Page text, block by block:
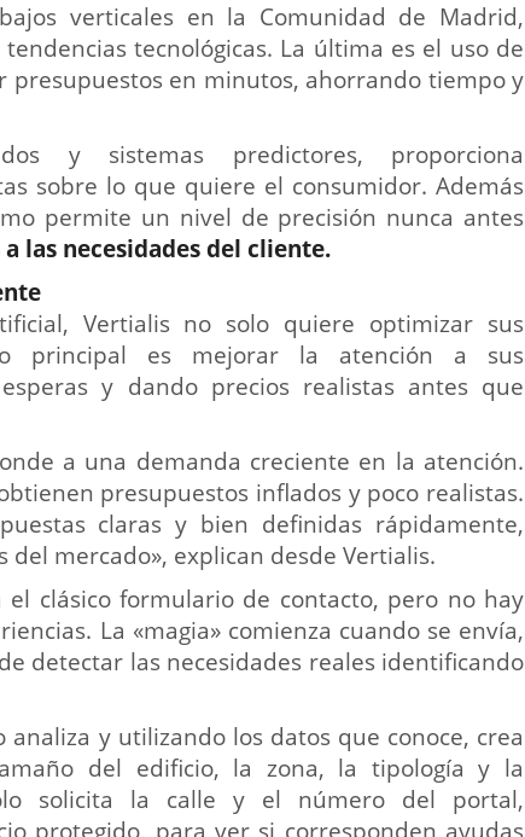
verticales en la Comunidad de Madrid,
tecnológicas. La última es el uso de
presupuestos en minutos, ahorrando tiempo y
y sistemas predictores, proporciona
sobre lo que quiere el consumidor. Además
permite un nivel de precisión nunca antes
las necesidades del cliente.
Vertialis no solo quiere optimizar sus
principal es mejorar la atención a sus
y dando precios realistas antes que
a una demanda creciente en la atención.
presupuestos inflados y poco realistas.
claras y bien definidas rápidamente,
mercado», explican desde Vertialis.
clásico formulario de contacto, pero no hay
La «magia» comienza cuando se envía,
detectar las necesidades reales identificando
y utilizando los datos que conoce, crea
del edificio, la zona, la tipología y la
solicita la calle y el número del portal,